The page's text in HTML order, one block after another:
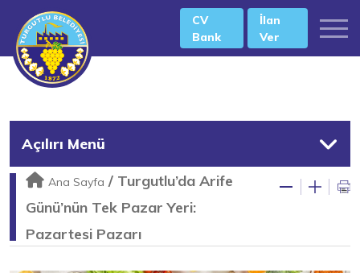
CV
Bank
İlan
Ver
Açılırı Menü
Ana Sayfa / Turgutlu’da Arife
Günü’nün Tek Pazar Yeri:
Pazartesi Pazarı